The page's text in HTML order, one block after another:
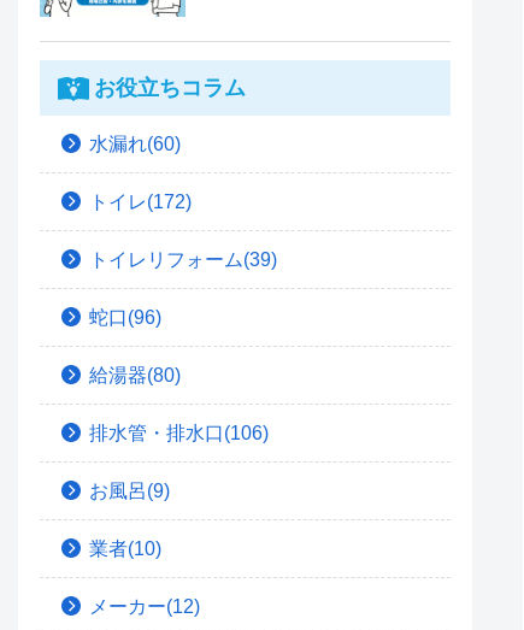
お役立ちコラム
水漏れ(60)
トイレ(172)
トイレリフォーム(39)
蛇口(96)
給湯器(80)
排水管・排水口(106)
お風呂(9)
業者(10)
メーカー(12)